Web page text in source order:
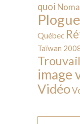
quoi
Québec
Taïwan
image
Vidéo